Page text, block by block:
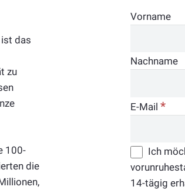
das
zu
100-
die
Vorname
Nachname
E-Mail*
Ich
14-tägig